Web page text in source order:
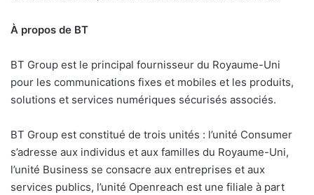
À propos de BT
BT Group est le principal fournisseur du Royaume-Uni
pour les communications fixes et mobiles et les produits,
solutions et services numériques sécurisés associés.
BT Group est constitué de trois unités : l’unité Consumer
s’adresse aux individus et aux familles du Royaume-Uni,
l’unité Business se consacre aux entreprises et aux
services publics, l’unité Openreach est une filiale à part